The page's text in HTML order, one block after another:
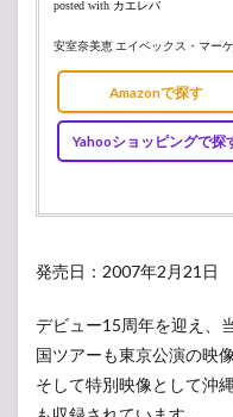
posted with カエレバ
安室奈美恵 エイベックス・マー
Amazonで探す
Yahooショッピングで探
発売日：2007年2月21日
デビュー15周年を迎え、
国ツアーも東京公演の映像
そして特別映像として沖